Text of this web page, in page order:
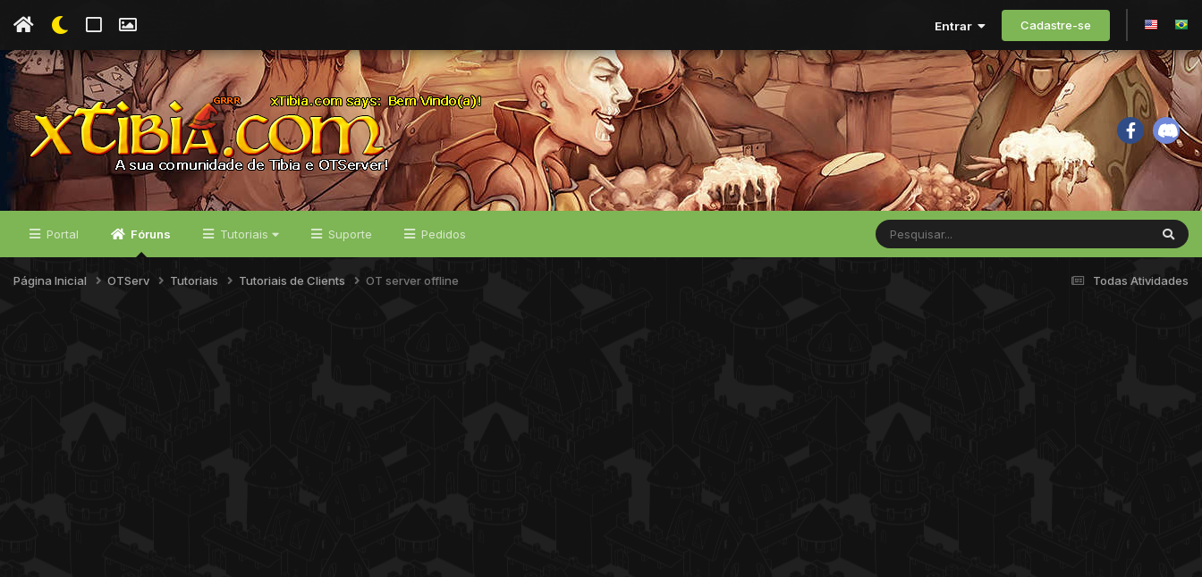
Entrar Cadastre-se
Portal Fóruns Tutoriais Suporte Pedidos
Todas Atividades
Página Inicial OTServ Tutoriais Tutoriais de Clients OT server offline